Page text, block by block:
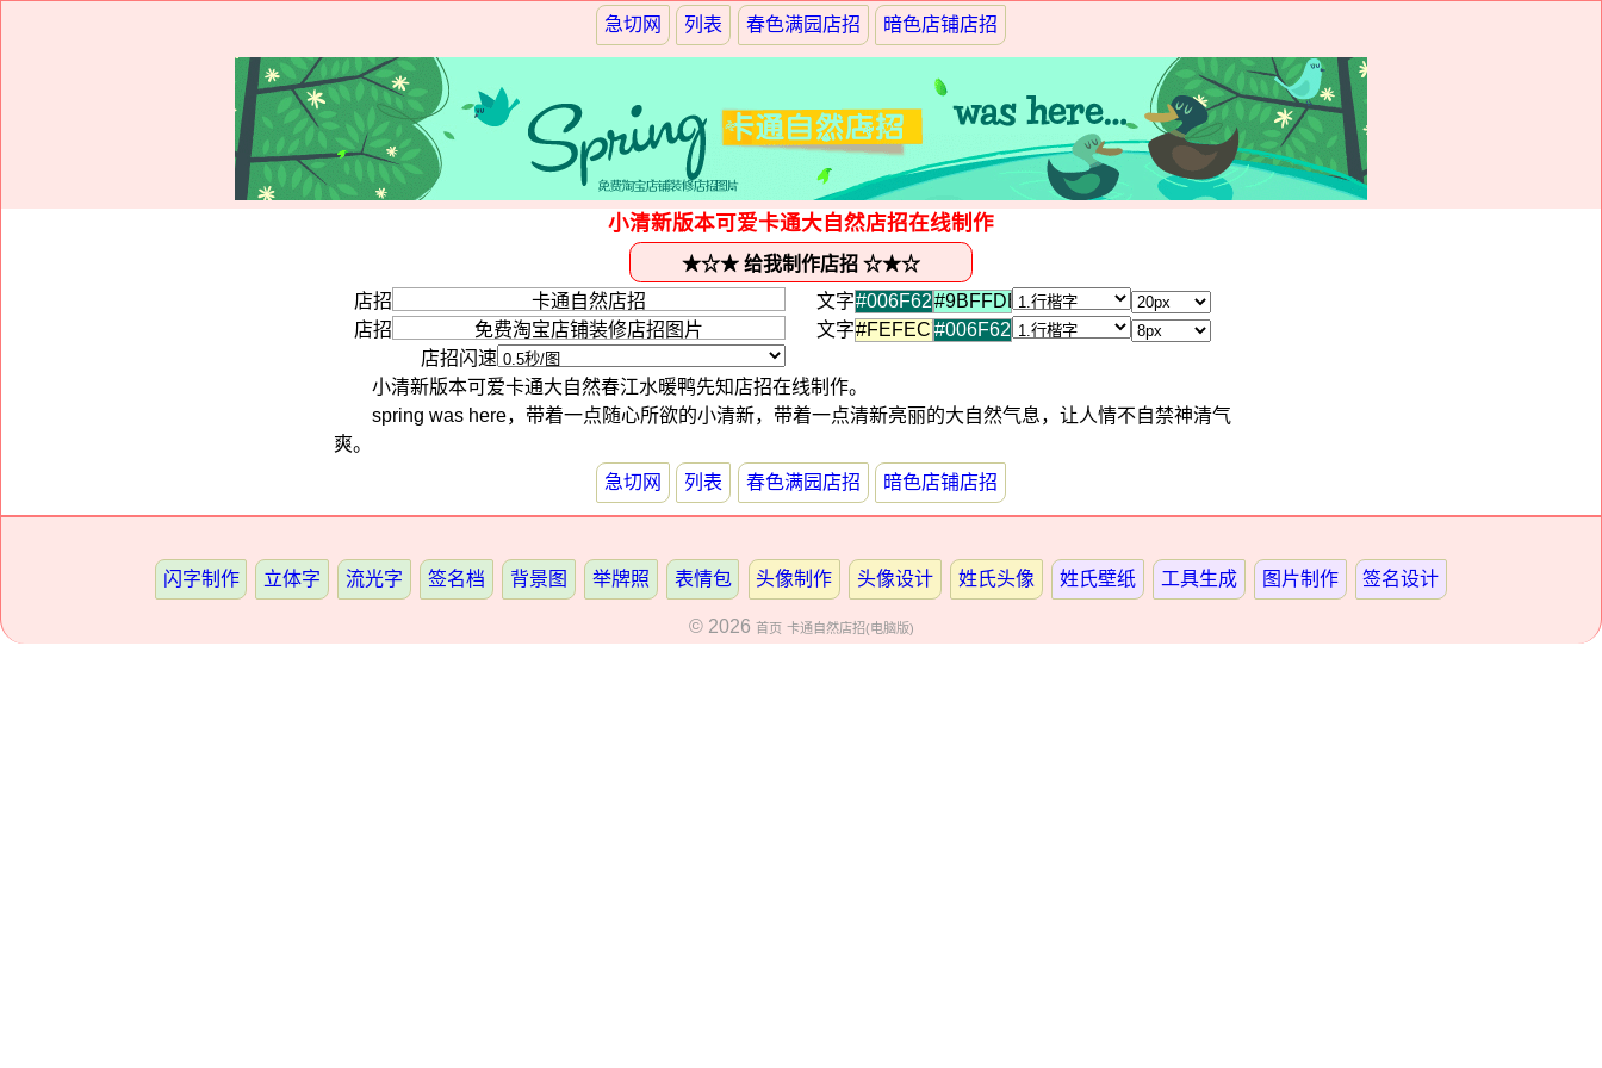
急切网 列表 春色满园店招 暗色店铺店招
小清新版本可爱卡通大自然店招在线制作
店招
文字
店招
文字
店招闪速
小清新版本可爱卡通大自然春江水暖鸭先知店招在线制作。
spring was here，带着一点随心所欲的小清新，带着一点清新亮丽的大自然气息，让人情不自禁神清气
爽。
急切网
列表 春色满园店招 暗色店铺店招
闪字制作 立体字 流光字 签名档 背景图 举牌照 表情包 头像制作 头像设计 姓氏头像 姓氏壁纸 工具生成 图片制作 签名设计
© 2026 首页 卡通自然店招(电脑版)